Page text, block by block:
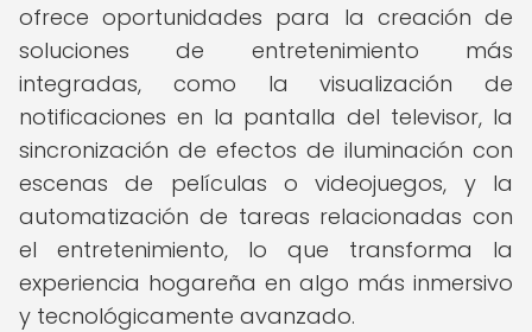
ofrece oportunidades para la creación de
soluciones de entretenimiento más
integradas, como la visualización de
notificaciones en la pantalla del televisor, la
sincronización de efectos de iluminación con
escenas de películas o videojuegos, y la
automatización de tareas relacionadas con
el entretenimiento, lo que transforma la
experiencia hogareña en algo más inmersivo
y tecnológicamente avanzado.